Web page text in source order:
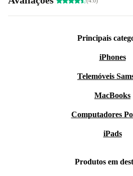
Principais
iPhones
Telemóveis
MacBooks
Computadores
iPads
Produtos em